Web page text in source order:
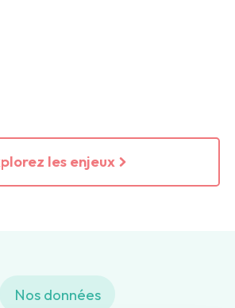
les enjeux
Nos données